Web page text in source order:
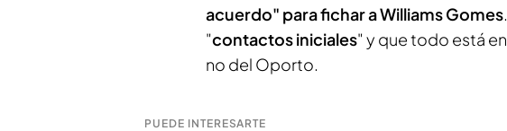
acuerdo" para fichar a Williams Gomes
"contactos iniciales" y que todo está
no del Oporto.
PUEDE INTERESARTE